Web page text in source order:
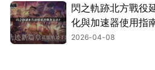
閃之軌跡北方戰役
化與加速器使用指
2026-04-08